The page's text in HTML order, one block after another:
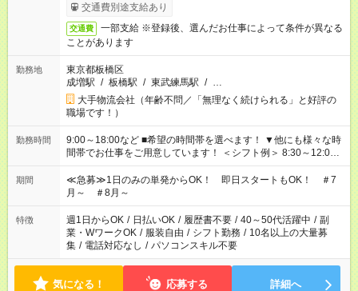
交通費別途支給あり
交通費
一部支給 ※登録後、選んだお仕事によって条件が異なる
ことがあります
勤務地
東京都板橋区
成増駅 / 板橋駅 / 東武練馬駅 / …
大手物流会社（年齢不問／「無理なく続けられる」と好評の
職場です！）
勤務時間
9:00～18:00など ■希望の時間帯を選べます！ ▼他にも様々な時
間帯でお仕事をご用意しています！ ＜シフト例＞ 8:30～12:00
17:00～22:00 13:00～22:00 22:00～翌6:00 など
期間
≪急募≫1日のみの単発からOK！ 即日スタートもOK！ ＃7
月～ ＃8月～
特徴 週1日からOK / 日払いOK / 履歴書不要 / 40～50代活躍中 / 副
業・WワークOK / 服装自由 / シフト勤務 / 10名以上の大量募
集 / 電話対応なし / パソコンスキル不要
気になる！ 応募する 詳細へ